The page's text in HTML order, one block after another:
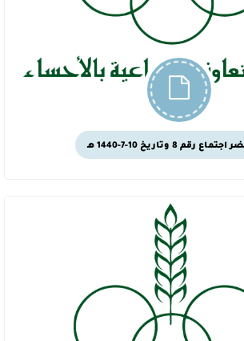
رقم 8 وتاريخ 10-7-1440 هـ